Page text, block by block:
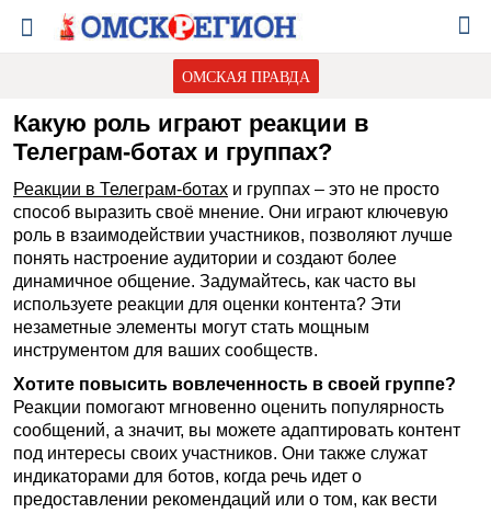
ОМСКАЯ ПРАВДА
Какую роль играют реакции в
Телеграм-ботах и группах?
Реакции в Телеграм-ботах и группах – это не просто
способ выразить своё мнение. Они играют ключевую
роль в взаимодействии участников, позволяют лучше
понять настроение аудитории и создают более
динамичное общение. Задумайтесь, как часто вы
используете реакции для оценки контента? Эти
незаметные элементы могут стать мощным
инструментом для ваших сообществ.
Хотите повысить вовлеченность в своей группе?
Реакции помогают мгновенно оценить популярность
сообщений, а значит, вы можете адаптировать контент
под интересы своих участников. Они также служат
индикаторами для ботов, когда речь идет о
предоставлении рекомендаций или о том, как вести